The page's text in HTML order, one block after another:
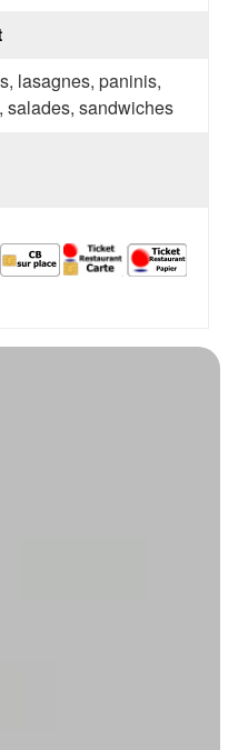
lasagnes, paninis,
salades, sandwiches